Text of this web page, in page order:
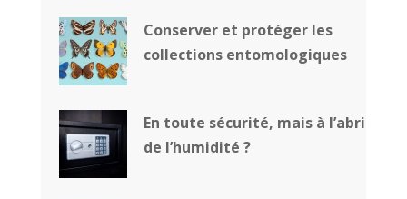
Conserver et protéger les
collections entomologiques
En toute sécurité, mais à l’abri
de l’humidité ?